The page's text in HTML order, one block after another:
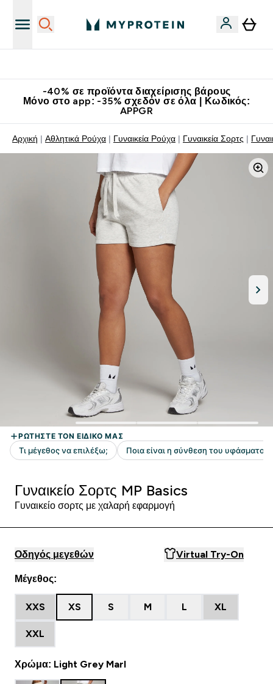
-40% σε προϊόντα διαχείρισης βάρους
Μόνο στο app: -35% σχεδόν σε όλα | Κωδικός:
APPGR
Αρχική Αθλητικά Ρούχα Γυναικεία Ρούχα Γυναικεία Σορτς
Γυναικείο Σορτς MP Basics
Γυναικείο σορτς με χαλαρή εφαρμογή
Οδηγός μεγεθών Virtual Try-On
Μέγεθος:
XXS XS S M L XL
XXL
Χρώμα: Light Grey Marl